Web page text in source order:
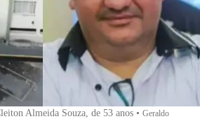
Almeida Souza, de 53 anos • Geraldo